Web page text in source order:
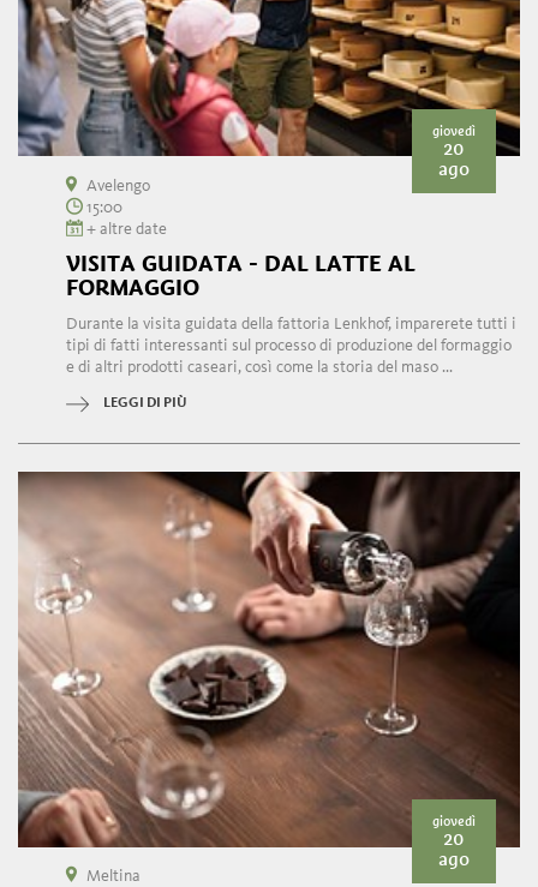
giovedì
20
ago
Avelengo
15:00
+ altre date
VISITA GUIDATA - DAL LATTE AL
FORMAGGIO
Durante la visita guidata della fattoria Lenkhof, imparerete tutti i
tipi di fatti interessanti sul processo di produzione del formaggio
e di altri prodotti caseari, così come la storia del maso ...
LEGGI DI PIÙ
giovedì
20
ago
Meltina